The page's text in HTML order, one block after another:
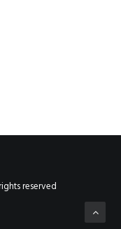
reserved